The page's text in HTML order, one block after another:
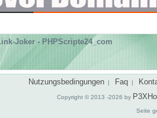
Joker - PHPScripte24_com
Nutzungsbedingungen | Faq |
Copyright © 2013 -2026 by
Seite